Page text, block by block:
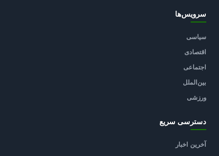
سرویس‌ها
سیاسی
اقتصادی
اجتماعی
بین‌الملل
ورزشی
دسترسی سریع
آخرین اخبار